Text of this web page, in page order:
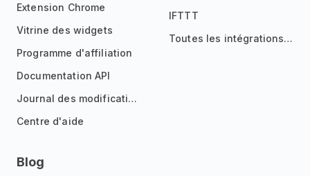
Extension Chrome
Vitrine des widgets
Programme d'affiliation
Documentation API
Journal des modifications
Centre d'aide
IFTTT
Toutes les intégrations
Blog